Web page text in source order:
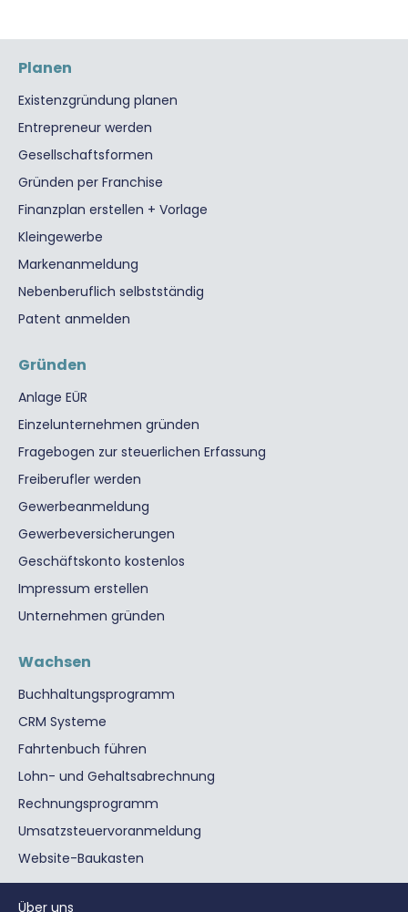
Planen
Existenzgründung planen
Entrepreneur werden
Gesellschaftsformen
Gründen per Franchise
Finanzplan erstellen + Vorlage
Kleingewerbe
Markenanmeldung
Nebenberuflich selbstständig
Patent anmelden
Gründen
Anlage EÜR
Einzelunternehmen gründen
Fragebogen zur steuerlichen Erfassung
Freiberufler werden
Gewerbeanmeldung
Gewerbeversicherungen
Geschäftskonto kostenlos
Impressum erstellen
Unternehmen gründen
Wachsen
Buchhaltungsprogramm
CRM Systeme
Fahrtenbuch führen
Lohn- und Gehaltsabrechnung
Rechnungsprogramm
Umsatzsteuervoranmeldung
Website-Baukasten
Über uns